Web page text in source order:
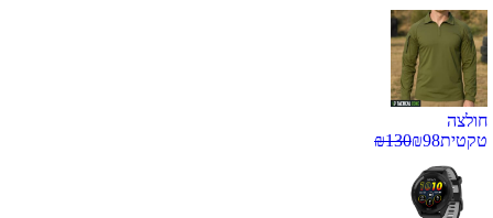
חולצה
טקטית
₪98
₪130